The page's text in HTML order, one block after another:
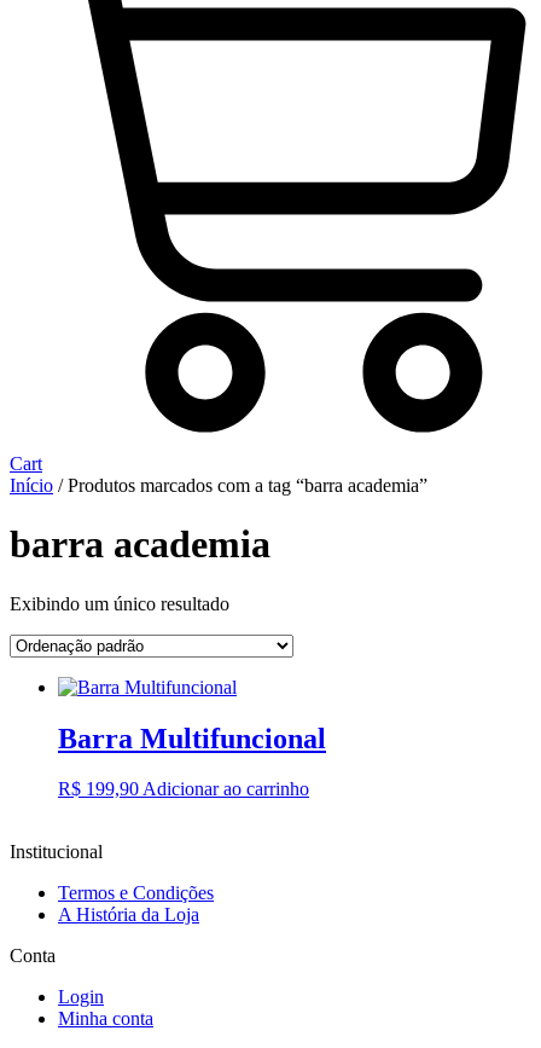
Cart
Início / Produtos marcados com a tag “barra academia”
barra academia
Exibindo um único resultado
Barra Multifuncional
R$ 199,90Adicionar ao carrinho
Institucional
Termos e Condições
A História da Loja
Conta
Login
Minha conta